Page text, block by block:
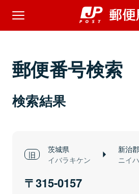
郵便番号検索
検索結果
茨城県
イバラキケン
新治
ニイ
315-0157